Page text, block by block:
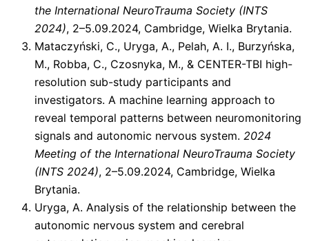
the International NeuroTrauma Society (INTS
2024), 2–5.09.2024, Cambridge, Wielka Brytania.
Mataczyński, C., Uryga, A., Pelah, A. I., Burzyńska,
M., Robba, C., Czosnyka, M., & CENTER-TBI high-
resolution sub-study participants and
investigators. A machine learning approach to
reveal temporal patterns between neuromonitoring
signals and autonomic nervous system. 2024
Meeting of the International NeuroTrauma Society
(INTS 2024), 2–5.09.2024, Cambridge, Wielka
Brytania.
Uryga, A. Analysis of the relationship between the
autonomic nervous system and cerebral